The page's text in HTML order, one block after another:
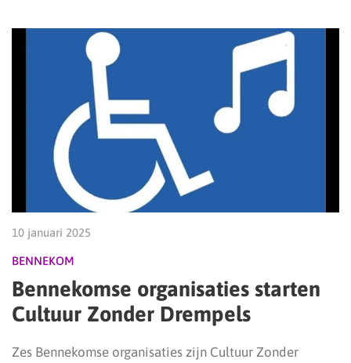
10 januari 2025
BENNEKOM
Bennekomse organisaties starten
Cultuur Zonder Drempels
Zes Bennekomse organisaties zijn Cultuur Zonder